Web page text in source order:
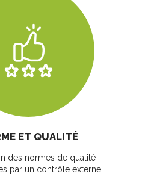
ET QUALITÉ
des normes de qualité
par un contrôle externe